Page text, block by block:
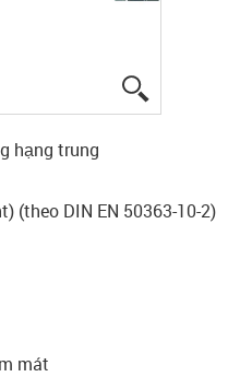
hạng trung
(theo DIN EN 50363-10-2)
mát